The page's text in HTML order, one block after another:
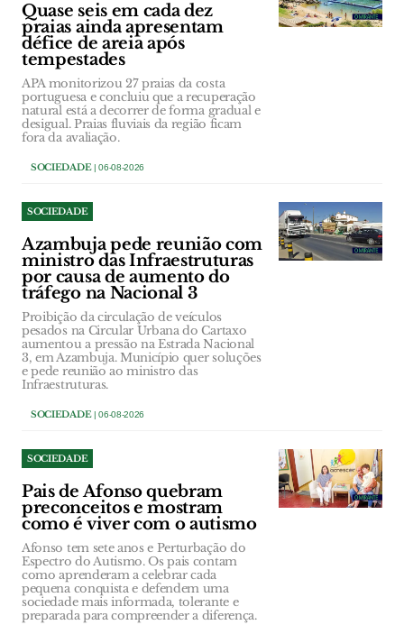
Quase seis em cada dez
praias ainda apresentam
défice de areia após
tempestades
APA monitorizou 27 praias da costa
portuguesa e concluiu que a recuperação
natural está a decorrer de forma gradual e
desigual. Praias fluviais da região ficam
fora da avaliação.
SOCIEDADE| 06-08-2026
SOCIEDADE
Azambuja pede reunião com
ministro das Infraestruturas
por causa de aumento do
tráfego na Nacional 3
Proibição da circulação de veículos
pesados na Circular Urbana do Cartaxo
aumentou a pressão na Estrada Nacional
3, em Azambuja. Município quer soluções
e pede reunião ao ministro das
Infraestruturas.
SOCIEDADE| 06-08-2026
SOCIEDADE
Pais de Afonso quebram
preconceitos e mostram
como é viver com o autismo
Afonso tem sete anos e Perturbação do
Espectro do Autismo. Os pais contam
como aprenderam a celebrar cada
pequena conquista e defendem uma
sociedade mais informada, tolerante e
preparada para compreender a diferença.